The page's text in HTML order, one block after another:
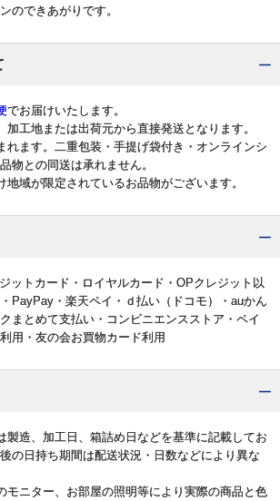
のできあがりです。
でお届けいたします。
加工地または出荷元から直接発送となります。
れます。二重包装・手提げ袋付き・オンラインシ
物との同送は承れません。
地域が限定されているお品物がございます。
ットカード・ロイヤルカード・OPクレジット以
PayPay・楽天ペイ・ｄ払い（ドコモ）・auかん
まとめて支払い・コンビニエンスストア・ペイ
用・友の会お買物カード利用
製造、加工日、箱詰め日などを基準に記載してお
の日持ち期間は配送状況・日数などにより異な
モニター、お部屋の照明等により実際の商品と色